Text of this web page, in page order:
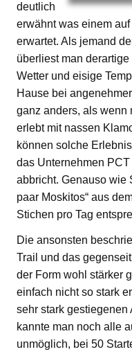
deutlich
erwähnt was einem
erwartet. Als jemand
überliest man
Wetter und eisige
Hause bei
ganz anders, als wenn
erlebt mit nassen
können solche
das Unternehmen
abbricht. Genauso wie
paar Moskitos“ aus
Stichen pro Tag
Die ansonsten
Trail und das
der Form wohl stärker
einfach nicht so stark
sehr stark
kannte man noch alle
unmöglich, bei 50